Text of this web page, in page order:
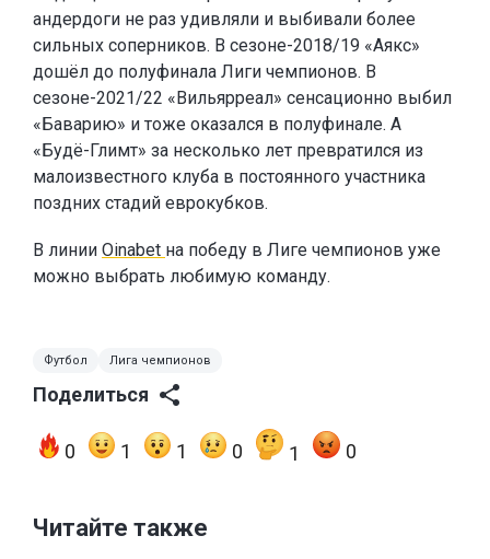
андердоги не раз удивляли и выбивали более
сильных соперников. В сезоне-2018/19 «Аякс»
дошёл до полуфинала Лиги чемпионов. В
сезоне-2021/22 «Вильярреал» сенсационно выбил
«Баварию» и тоже оказался в полуфинале. А
«Будё-Глимт» за несколько лет превратился из
малоизвестного клуба в постоянного участника
поздних стадий еврокубков.
В линии Oinabet на победу в Лиге чемпионов уже
можно выбрать любимую команду.
Футбол Лига чемпионов
Поделиться
0 1 1 0 1 0
Читайте также